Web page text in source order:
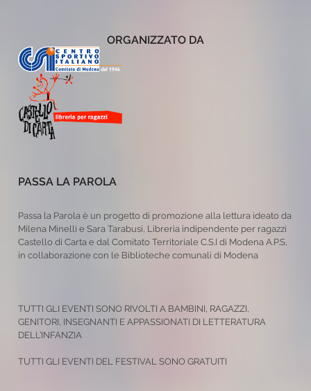
ORGANIZZATO DA
PASSA LA PAROLA
Passa la Parola è un progetto di promozione alla lettura ideato da
Milena Minelli e Sara Tarabusi, Libreria indipendente per ragazzi
Castello di Carta e dal Comitato Territoriale C.S.I di Modena A.P.S,
in collaborazione con le Biblioteche comunali di Modena
TUTTI GLI EVENTI SONO RIVOLTI A BAMBINI, RAGAZZI,
GENITORI, INSEGNANTI E APPASSIONATI DI LETTERATURA
DELL’INFANZIA
TUTTI GLI EVENTI DEL FESTIVAL SONO GRATUITI